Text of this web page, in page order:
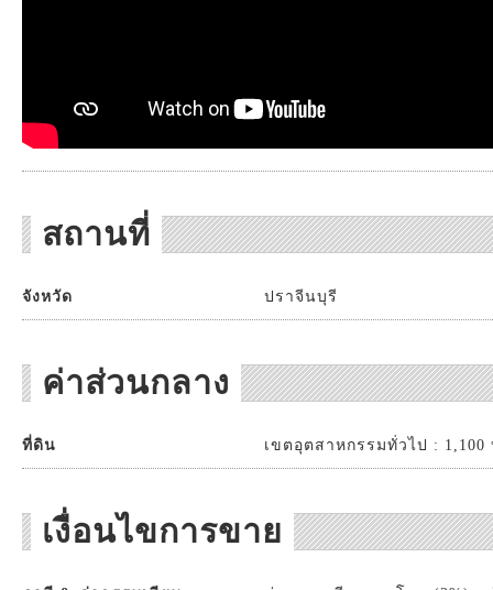
สถานที่
จังหวัด ปราจีนบุรี
ค่าส่วนกลาง
ที่ดิน เขตอุตสาหกรรมทั่วไป :
เงื่อนไขการขาย